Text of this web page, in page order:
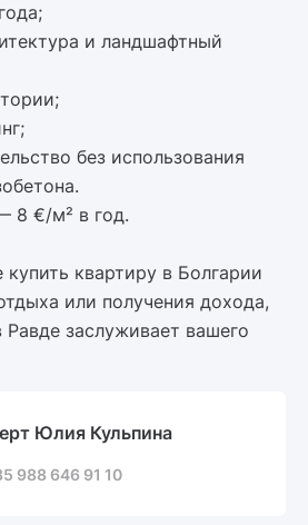
и ландшафтный
без использования
8 €/м² в год.
квартиру в Болгарии
или получения дохода,
заслуживает вашего
Юлия Кульпина
988 646 91 10